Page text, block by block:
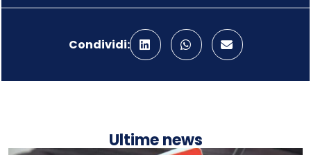
Condividi:
Ultime news